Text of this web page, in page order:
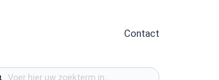
Contact